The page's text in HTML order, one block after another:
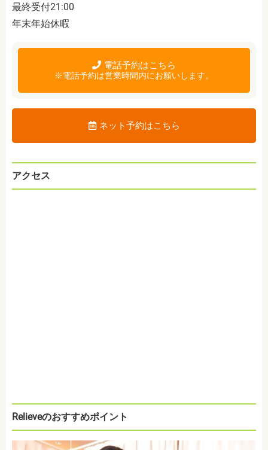
最終受付21:00
年末年始休暇
電話予約はこちら
※電話予約は営業時間内にお願いします。
ネット予約はこちら
アクセス
Relieveのおすすめポイント